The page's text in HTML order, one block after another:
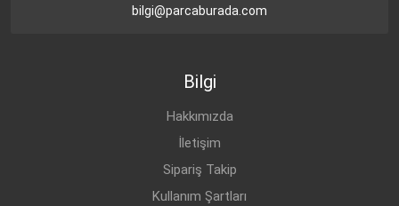
bilgi@parcaburada.com
Bilgi
Hakkımızda
İletişim
Sipariş Takip
Kullanım Şartları